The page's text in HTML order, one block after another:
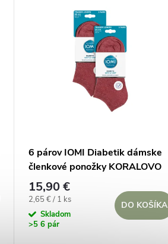
6 párov IOMI Diabetik dámske
členkové ponožky KORALOVO
MODROZELENÝ mix
15,90 €
Jednotková
cena:
2,65 € / 1 ks
Skladom
>5 6 pár
DO KOŠÍKA